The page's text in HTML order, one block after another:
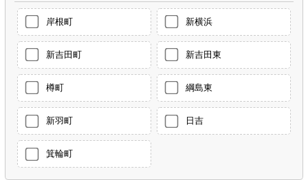
岸根町 新横浜
新吉田町 新吉田東
樽町 綱島東
新羽町 日吉
箕輪町